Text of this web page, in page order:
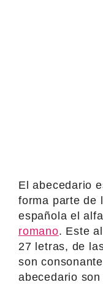
El abecedario
forma parte de
española el
romano. Este
27 letras, de
son
abecedario